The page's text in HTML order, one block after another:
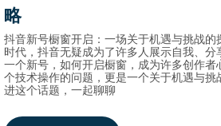
略
抖音新号橱窗开启：一场关于机遇与挑战的
时代，抖音无疑成为了许多人展示自我、
一个新号，如何开启橱窗，成为许多创作
个技术操作的问题，更是一个关于机遇与挑
进这个话题，一起聊聊